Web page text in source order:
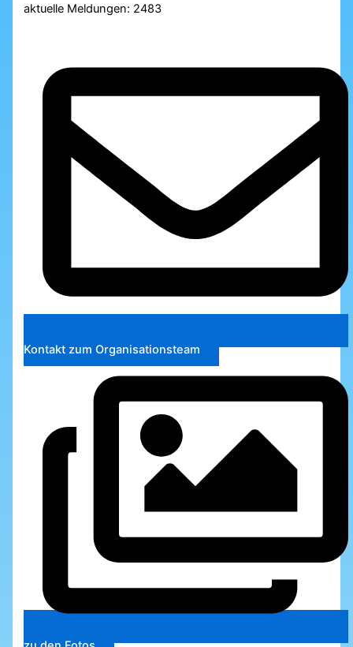
aktuelle Meldungen: 2483
Kontakt zum Organisationsteam